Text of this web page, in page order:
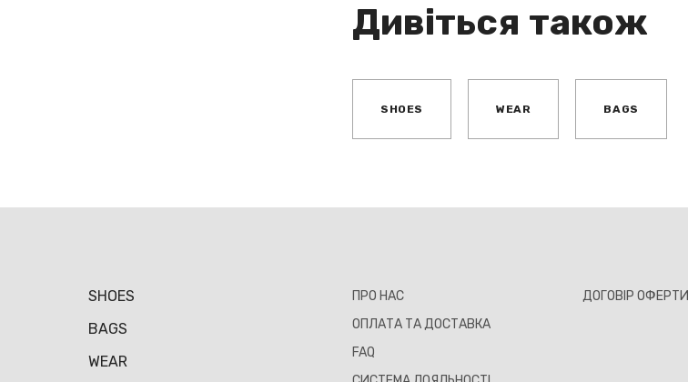
Дивіться також
SHOES WEAR BAGS
SHOES
BAGS
WEAR
ПРО НАС
ОПЛАТА ТА ДОСТАВКА
FAQ
ДОГОВІР ОФЕРТИ